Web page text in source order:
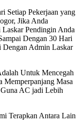
Setiap Pekerjaan yang
Jika Anda
Pendingin Anda
Dengan 30 Hari
Admin Laskar
Untuk Mencegah
Memperpanjang Masa
AC jadi Lebih
Terapkan Antara Lain